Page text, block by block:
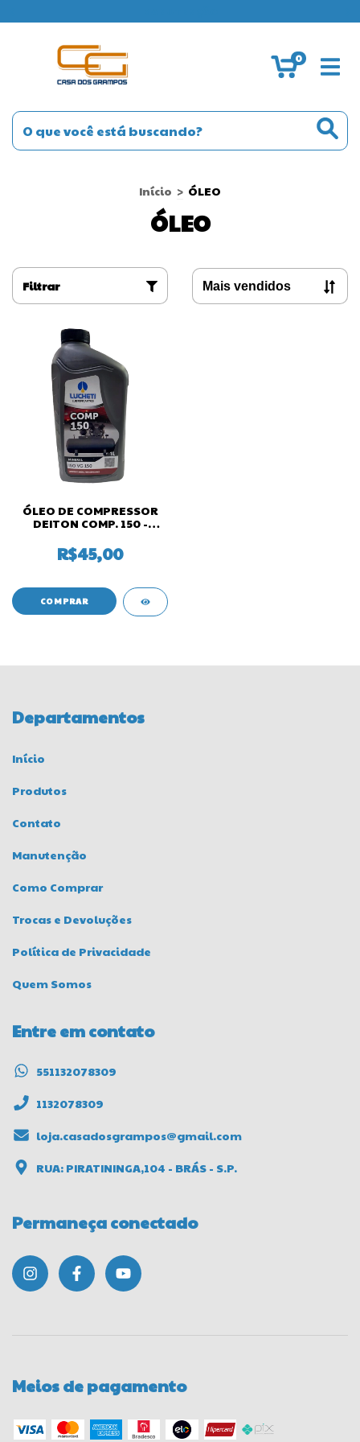
0
Início > ÓLEO
ÓLEO
Filtrar
ÓLEO DE COMPRESSOR
DEITON COMP. 150 -
R$45,00
Departamentos
Início
Produtos
Contato
Manutenção
Como Comprar
Trocas e Devoluções
Política de Privacidade
Quem Somos
Entre em contato
551132078309
1132078309
loja.casadosgrampos@gmail.com
RUA: PIRATININGA,104 - BRÁS - S.P.
Permaneça conectado
Meios de pagamento